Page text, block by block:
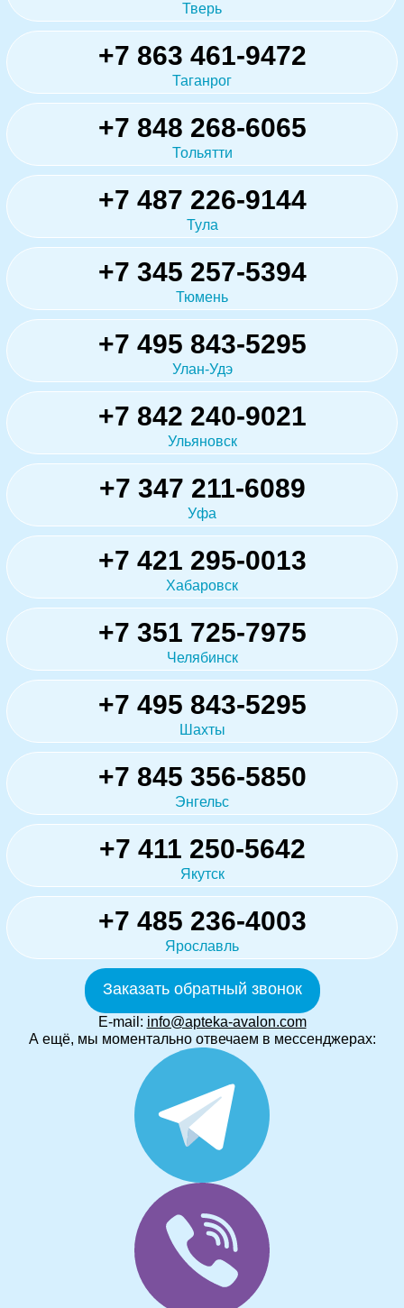
Тверь
+7 863 461-9472
Таганрог
+7 848 268-6065
Тольятти
+7 487 226-9144
Тула
+7 345 257-5394
Тюмень
+7 495 843-5295
Улан-Удэ
+7 842 240-9021
Ульяновск
+7 347 211-6089
Уфа
+7 421 295-0013
Хабаровск
+7 351 725-7975
Челябинск
+7 495 843-5295
Шахты
+7 845 356-5850
Энгельс
+7 411 250-5642
Якутск
+7 485 236-4003
Ярославль
Заказать обратный звонок
E-mail: info@apteka-avalon.com
А ещё, мы моментально отвечаем в мессенджерах: